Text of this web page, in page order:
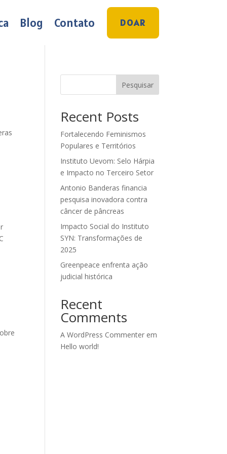
Blog Contato DOAR
Pesquisar
Recent Posts
Fortalecendo Feminismos
Populares e Territórios
Instituto Uevom: Selo Hárpia
e Impacto no Terceiro Setor
Antonio Banderas financia
pesquisa inovadora contra
câncer de pâncreas
Impacto Social do Instituto
SYN: Transformações de
2025
Greenpeace enfrenta ação
judicial histórica
Recent
Comments
A WordPress Commenter em
Hello world!